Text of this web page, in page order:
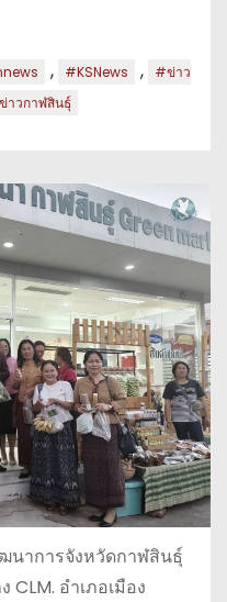
, #KSNews ,
#ข่าว
วกาฬสินธุ์
นาการจังหวัดกาฬสินธุ์
อำเภอเมือง